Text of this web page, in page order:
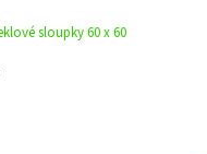
sloupky 60 x 60